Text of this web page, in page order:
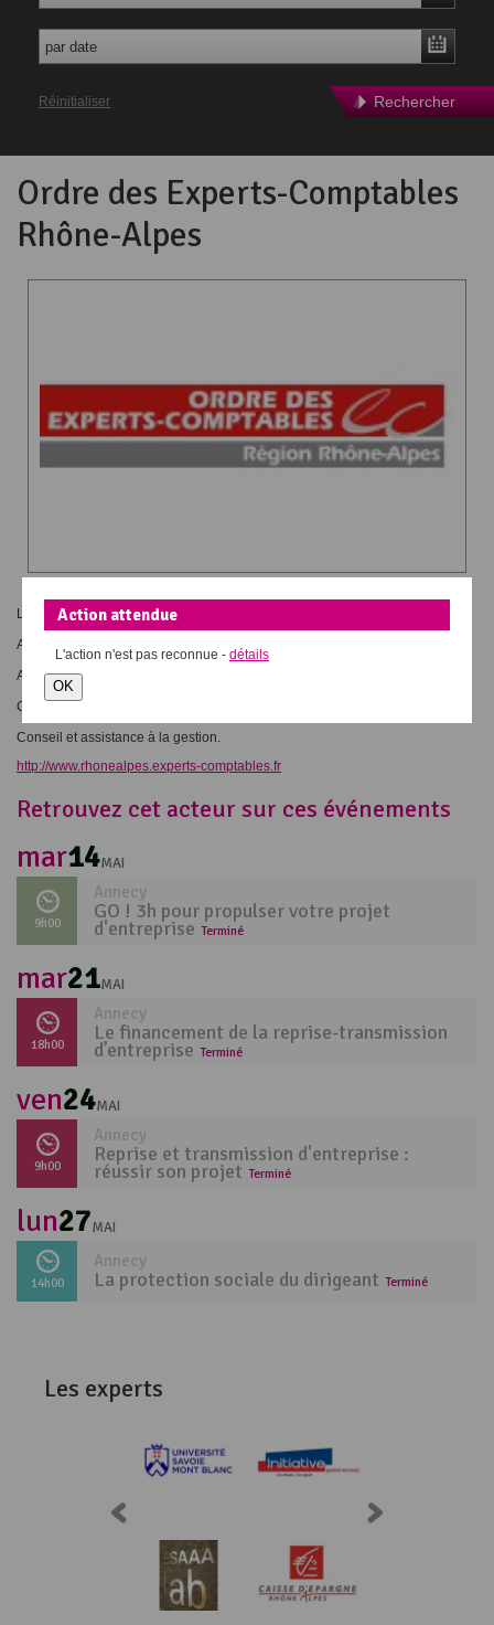
Ordre des Experts-Comptables
Rhône-Alpes
Les experts-comptables interviennent dans différents domaines :
Analyse économique et financière du projet
Accompagnement dans la négociation
Choix de votre statut fiscal, social et juridique
Conseil et assistance à la gestion.
http://www.rhonealpes.experts-comptables.fr
Retrouvez cet acteur sur ces événements
mar14MAI
9h00
Annecy
GO ! 3h pour propulser votre projet
d'entreprise Terminé
mar21MAI
18h00
Annecy
Le financement de la reprise-transmission
d’entreprise Terminé
ven24MAI
9h00
Annecy
Reprise et transmission d'entreprise :
réussir son projet Terminé
lun27MAI
14h00
Annecy
La protection sociale du dirigeant Terminé
Rechercher
Réinitialiser
Les experts
Consulter
Action attendue
L'action n'est pas reconnue - détails
OK